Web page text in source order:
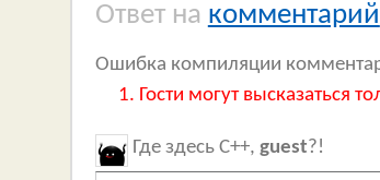
Ответ на комментарий
Ошибка компиляции
Гости могут высказаться
Где здесь C++, guest?!